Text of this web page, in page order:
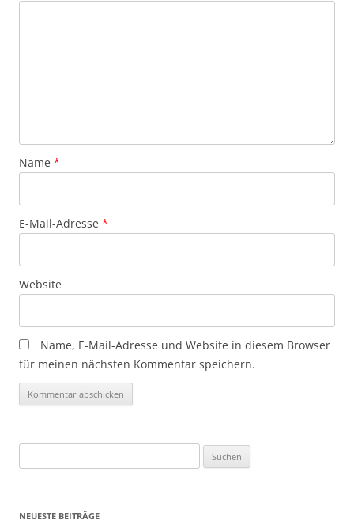
Name *
E-Mail-Adresse *
Website
Name, E-Mail-Adresse und Website in diesem Browser
für meinen nächsten Kommentar speichern.
nach:
NEUESTE BEITRÄGE